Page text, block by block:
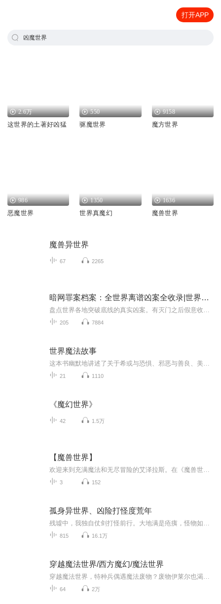
打开APP
凶魔世界
2.6万
这世界的土著好凶猛
550
驱魔世界
9158
魔方世界
986
恶魔世界
1350
世界真魔幻
1636
魔兽世界
魔兽异世界
67 2265
暗网罪案档案：全世界离谱凶案全收录|世界知名大案
205 7884
世界魔法故事
21 1110
《魔幻世界》
42 1.5万
【魔兽世界】
3 152
孤身异世界、凶险打怪度荒年
815 16.1万
穿越魔法世界/西方魔幻/魔法世界
64 2万